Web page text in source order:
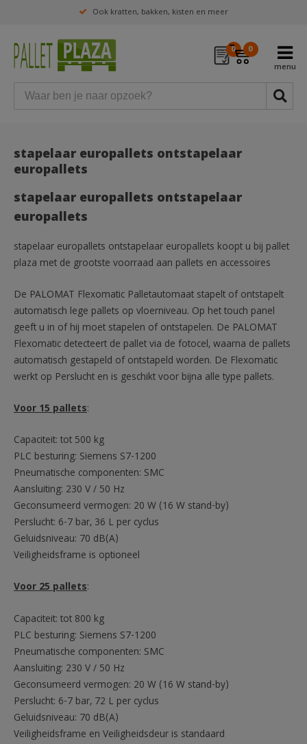
Ook kratten, bakken, kisten en meer
0 0
stapelaar europallets ontstapelaar
europallets
stapelaar europallets ontstapelaar
europallets
stapelaar europallets ontstapelaar europallets koopt u bij pallet
plaza met de grootste voorraad aan pallets en accessoires
De PALOMAT Flexomatic Palletautomaat stapelt of ontstapelt
automatisch lege pallets op vloerniveau. Op het touch panel
geeft u in of hij moet stapelen of ontstapelen. De PALOMAT
Flexomatic detecteert de pallet via de fotocel, waarna de pallets
automatisch gestapeld of ontstapeld worden. De Flexomatic
werkt op Perslucht en is geschikt voor bijna alle type pallets.
Voor 15 pallets:
Capaciteit: tot 500 kg
PLC besturing: Siemens S7-1200
Pneumatische componenten: SMC
Aansluiting: 230 V / 50 Hz
Geconsumeerd vermogen: 20 W (16 W stand-by)
Perslucht: 6-7 bar, 36 L per cyclus
Geluidsniveau: 70 dB(A)
Veiligheidsframe is optioneel
Voor 25 pallets:
Capaciteit: tot 800 kg
PLC besturing: Siemens S7-1200
Pneumatische componenten: SMC
Aansluiting: 230 V / 50 Hz
Geconsumeerd vermogen: 20 W (16 W stand-by)
Perslucht: 6-7 bar, 72 L per cyclus
Geluidsniveau: 70 dB(A)
Veiligheidsframe en Veiligheidsdeur is standaard